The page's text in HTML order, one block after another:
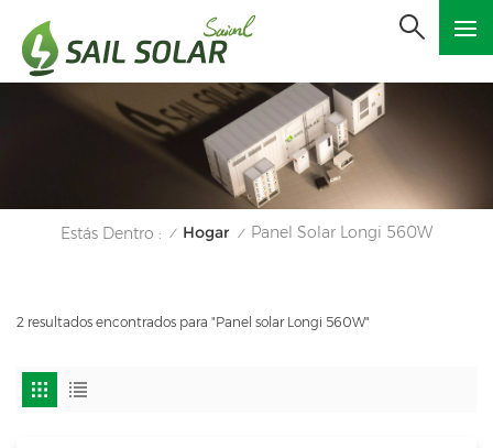
Estás Dentro : / Hogar / Panel Solar Longi 560W
2 resultados encontrados para "Panel solar Longi 560W"